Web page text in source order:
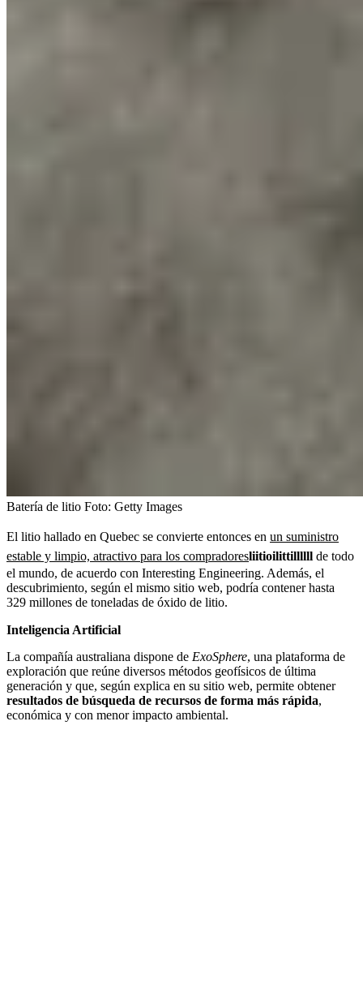
Batería de litio Foto: Getty Images
El litio hallado en Quebec se convierte entonces en un suministro
estable y limpio, atractivo para los compradoresliitioilittillllll de todo
el mundo, de acuerdo con Interesting Engineering. Además, el
descubrimiento, según el mismo sitio web, podría contener hasta
329 millones de toneladas de óxido de litio.
Inteligencia Artificial
La compañía australiana dispone de ExoSphere, una plataforma de
exploración que reúne diversos métodos geofísicos de última
generación y que, según explica en su sitio web, permite obtener
resultados de búsqueda de recursos de forma más rápida,
económica y con menor impacto ambiental.